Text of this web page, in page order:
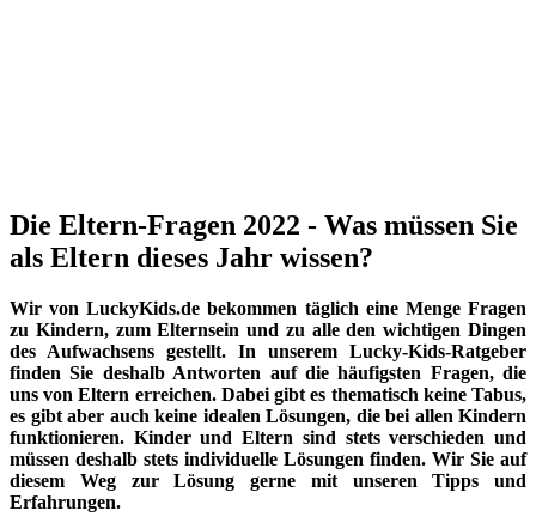
Die Eltern-Fragen 2022 - Was müssen Sie
als Eltern dieses Jahr wissen?
Wir von LuckyKids.de bekommen täglich eine Menge Fragen
zu Kindern, zum Elternsein und zu alle den wichtigen Dingen
des Aufwachsens gestellt. In unserem Lucky-Kids-Ratgeber
finden Sie deshalb Antworten auf die häufigsten Fragen, die
uns von Eltern erreichen. Dabei gibt es thematisch keine Tabus,
es gibt aber auch keine idealen Lösungen, die bei allen Kindern
funktionieren. Kinder und Eltern sind stets verschieden und
müssen deshalb stets individuelle Lösungen finden. Wir Sie auf
diesem Weg zur Lösung gerne mit unseren Tipps und
Erfahrungen.